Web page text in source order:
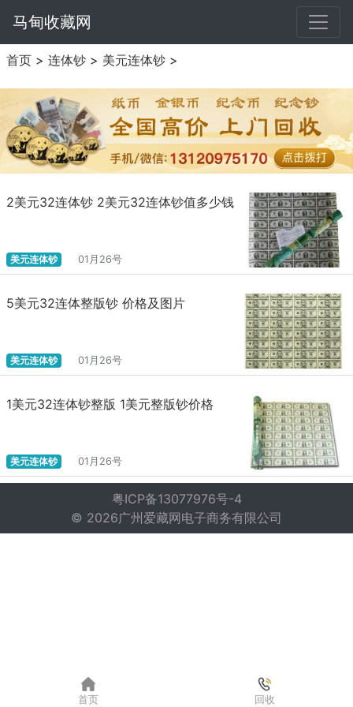
马甸收藏网
首页 > 连体钞 > 美元连体钞 >
2美元32连体钞 2美元32连体钞值多少钱
美元连体钞 01月26号
5美元32连体整版钞 价格及图片
美元连体钞 01月26号
1美元32连体钞整版 1美元整版钞价格
美元连体钞 01月26号
粤ICP备13077976号-4
© 2026广州爱藏网电子商务有限公司
首页 回收